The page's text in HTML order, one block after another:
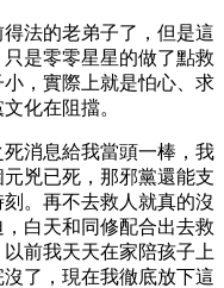
法的老弟子了，但是這
是零零星星的做了點救
，實際上就是怕心、求
化在阻擋。
消息給我當頭一棒，我
兇已死，那邪黨還能支
。再不去救人就真的沒
白天和同修配合出去救
前我天天在家陪孩子上
了，現在我徹底放下這